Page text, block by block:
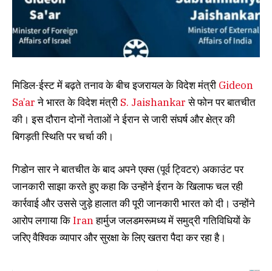
मिडिल-ईस्ट में बढ़ते तनाव के बीच इजरायल के विदेश मंत्री Gideon
Sa’arने भारत के विदेश मंत्री S. Jaishankarसे फोन पर बातचीत
की। इस दौरान दोनों नेताओं ने ईरान से जारी संघर्ष और क्षेत्र की
बिगड़ती स्थिति पर चर्चा की।
गिडोन सार ने बातचीत के बाद अपने एक्स (पूर्व ट्विटर) अकाउंट पर
जानकारी साझा करते हुए कहा कि उन्होंने ईरान के खिलाफ चल रही
कार्रवाई और उससे जुड़े हालात की पूरी जानकारी भारत को दी। उन्होंने
आरोप लगाया किIranहार्मुज जलडमरूमध्य में समुद्री गतिविधियों के
जरिए वैश्विक व्यापार और सुरक्षा के लिए खतरा पैदा कर रहा है।